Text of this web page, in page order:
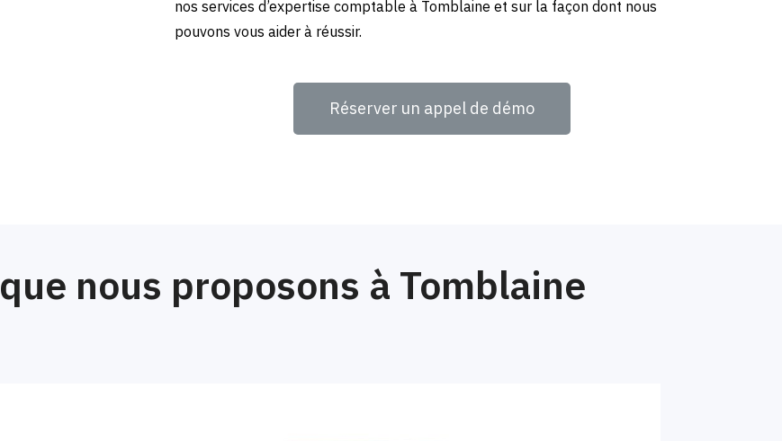
nos services d’expertise comptable à Tomblaine et sur la façon dont nous
pouvons vous aider à réussir.
Réserver un appel de démo
que nous proposons à Tomblaine